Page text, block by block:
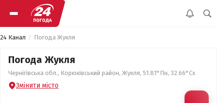
24 Канал Погода Жукля
Погода Жукля
Чернігівська обл., Корюківський район, Жукля, 51.81°Пн, 32.66°Сх
Змінити місто